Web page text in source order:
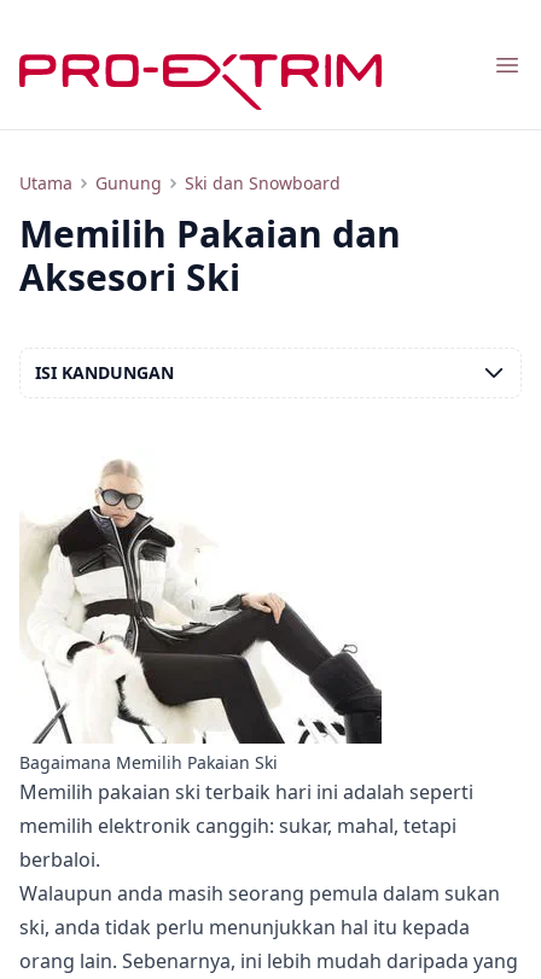
Utama Gunung Ski dan Snowboard
Bagaimana Memilih Pakaian Sukan Ski: Pakaian Dewasa dan Kanak-Kanak, Harga
Memilih Pakaian dan
Aksesori Ski
Bagaimana Memilih Pakaian Ski
Memilih pakaian ski terbaik hari ini adalah seperti
memilih elektronik canggih: sukar, mahal, tetapi
berbaloi.
Walaupun anda masih seorang pemula dalam sukan
ski, anda tidak perlu menunjukkan hal itu kepada
orang lain. Sebenarnya, ini lebih mudah daripada yang
ISI KANDUNGAN